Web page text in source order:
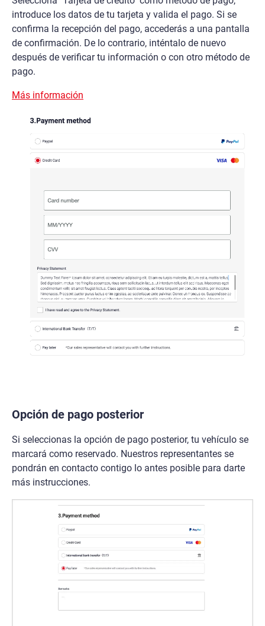
introduce los datos de tu tarjeta y valida el pago. Si se
confirma la recepción del pago, accederás a una pantalla
de confirmación. De lo contrario, inténtalo de nuevo
después de verificar tu información o con otro método de
pago.
Más información
Opción de pago posterior
Si seleccionas la opción de pago posterior, tu vehículo se
marcará como reservado. Nuestros representantes se
pondrán en contacto contigo lo antes posible para darte
más instrucciones.